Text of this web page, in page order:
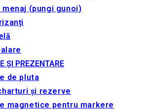
menaj (pungi gunoi)
ȘI PREZENTARE
de pluta
și rezerve
magnetice pentru markere